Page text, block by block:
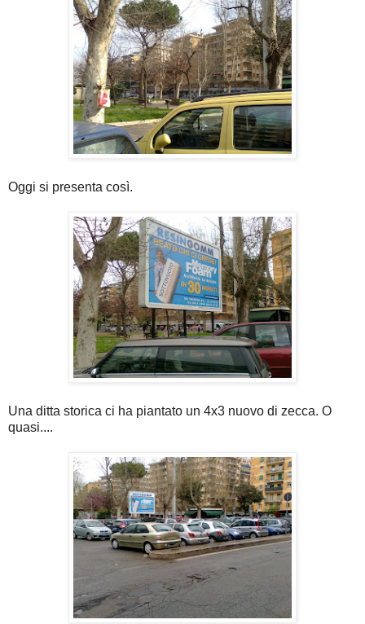
Oggi si presenta così.
Una ditta storica ci ha piantato un 4x3 nuovo di zecca. O
quasi....